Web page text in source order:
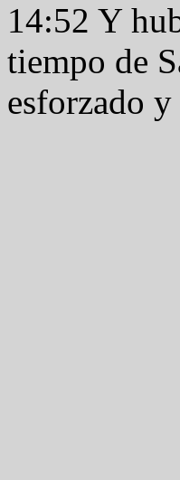
14:52 Y
tiempo de
esforzado